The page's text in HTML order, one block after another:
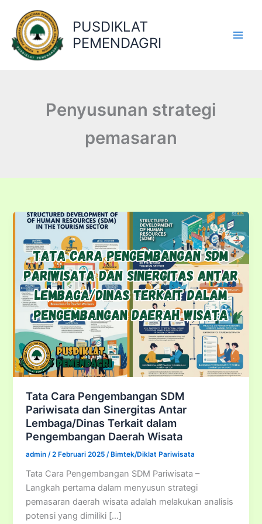
konten
PUSDIKLAT
PEMENDAGRI
Penyusunan strategi
pemasaran
Tata Cara Pengembangan SDM
Pariwisata dan Sinergitas Antar
Lembaga/Dinas Terkait dalam
Pengembangan Daerah Wisata
admin/2 Februari 2025/ Bimtek/Diklat Pariwisata
Tata Cara Pengembangan SDM Pariwisata –
Langkah pertama dalam menyusun strategi
pemasaran daerah wisata adalah melakukan analisis
potensi yang dimiliki […]